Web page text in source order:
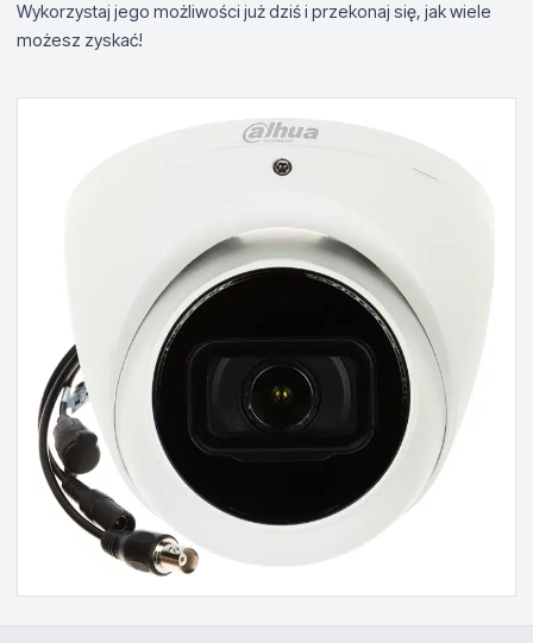
Wykorzystaj jego możliwości już dziś i przekonaj się, jak wiele
możesz zyskać!